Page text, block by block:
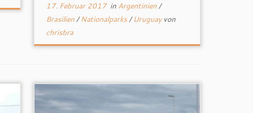
17. Februar 2017in Argentinien/
Brasilien/Nationalparks/Uruguay von
chrisbra